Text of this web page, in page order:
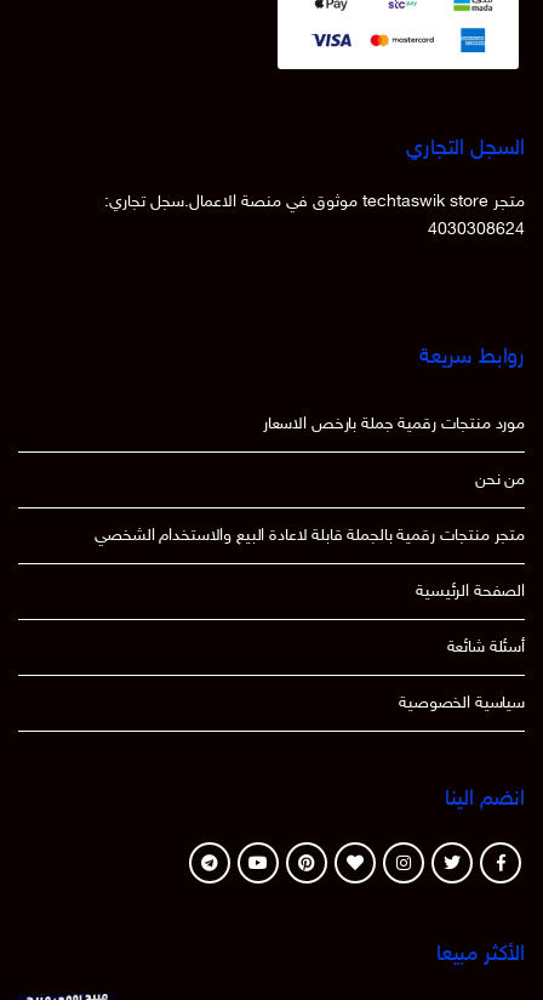
السجل التجاري
متجر techtaswik store موثوق في منصة الاعمال.سجل تجاري:
4030308624
روابط سريعة
مورد منتجات رقمية جملة بارخص الاسعار
من نحن
متجر منتجات رقمية بالجملة قابلة لاعادة البيع والاستخدام الشخصي
الصفحة الرئيسية
أسئلة شائعة
سياسية الخصوصية
انضم الينا
الأكثر مبيعا